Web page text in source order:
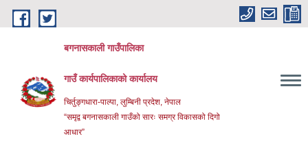
Skip to main content
बगनासकाली गाउँपालिका
गाउँ कार्यपालिकाको कार्यालय
चिर्तुङ्गधारा-पाल्पा, लुम्बिनी प्रदेश, नेपाल
“समृद्व बगनासकाली गाउँको सारः समग्र विकासको दिगो
आधार”